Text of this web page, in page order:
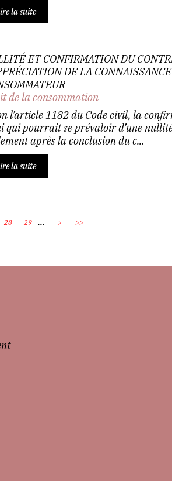
la suite
ET CONFIRMATION DU
DE LA
de la consommation
l’article 1182 du Code civil, la
qui pourrait se prévaloir d’une
après la conclusion du c...
la suite
28 29 ... > >>